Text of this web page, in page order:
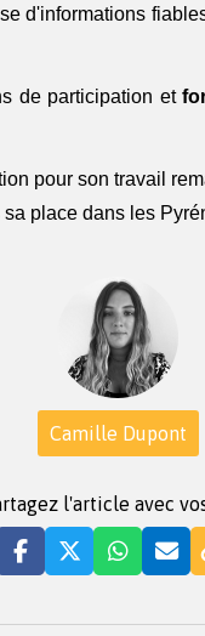
d'informations
de participation et
pour son travail
place dans les
Camille Dupont
l'article avec